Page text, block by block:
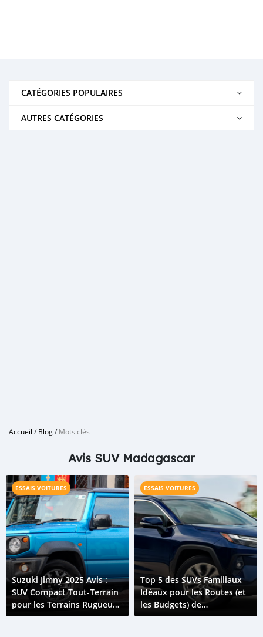
CATÉGORIES POPULAIRES
AUTRES CATÉGORIES
Accueil /Blog/Mots clés
Avis SUV Madagascar
ESSAIS VOITURES
Suzuki Jimny 2025 Avis :
SUV Compact Tout-Terrain
pour les Terrains Rugueux
de Madagascar
ESSAIS VOITURES
Top 5 des SUVs Familiaux
Idéaux pour les Routes (et
les Budgets) de
Madagascar